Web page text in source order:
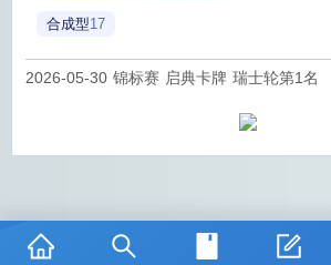
合成型17
2026-05-30 锦标赛 启典卡牌 瑞士轮第1名